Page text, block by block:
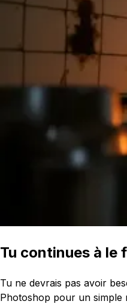
Tu continues à le
Tu ne devrais pas avoir
Photoshop pour un simple